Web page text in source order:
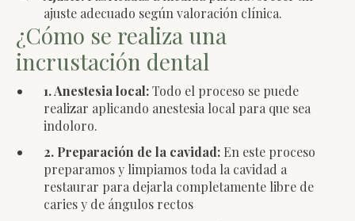
ajuste adecuado según valoración clínica.
¿Cómo se realiza una
incrustación dental
1. Anestesia local:Todo el proceso se puede
realizar aplicando anestesia local para que sea
indoloro.
2. Preparación de la cavidad: En este proceso
preparamos y limpiamos toda la cavidad a
restaurar para dejarla completamente libre de
caries y de ángulos rectos